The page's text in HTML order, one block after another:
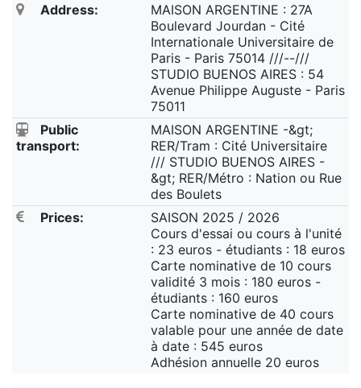
Address:
MAISON ARGENTINE : 27A
Boulevard Jourdan - Cité
Internationale Universitaire de
Paris - Paris 75014 ///--///
STUDIO BUENOS AIRES : 54
Avenue Philippe Auguste - Paris
75011
Public
transport:
MAISON ARGENTINE -&gt;
RER/Tram : Cité Universitaire
/// STUDIO BUENOS AIRES -
&gt; RER/Métro : Nation ou Rue
des Boulets
Prices:
SAISON 2025 / 2026
Cours d'essai ou cours à l'unité
: 23 euros - étudiants : 18 euros
Carte nominative de 10 cours
validité 3 mois : 180 euros -
étudiants : 160 euros
Carte nominative de 40 cours
valable pour une année de date
à date : 545 euros
Adhésion annuelle 20 euros